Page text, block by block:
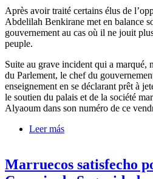
Après avoir traité certains élus de
Abdelilah Benkirane met en balance
gouvernement au cas où il ne jouit
peuple.
Suite au grave incident qui a marqué,
du Parlement, le chef du
enseignement en se déclarant prêt à
le soutien du palais et de la société
Alyaoum dans son numéro de ce
Leer más
Marruecos satisfecho